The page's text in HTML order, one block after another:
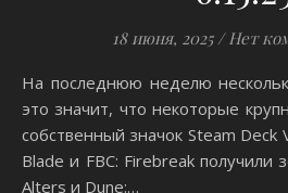
18 июня, 2025 / Нет
На последнюю неделю несколько крупных релизов, а
это значит, что некоторые
собственный значок Steam Deck
Blade и FBC: Firebreak получили
Alters и Dune:…